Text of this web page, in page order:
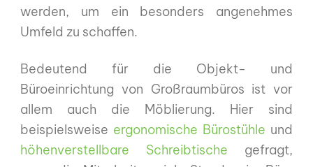
werden, um ein besonders angenehmes
Umfeld zu schaffen.
Bedeutend für die Objekt- und
Büroeinrichtung von Großraumbüros ist vor
allem auch die Möblierung. Hier sind
beispielsweise ergonomische Bürostühle und
höhenverstellbare Schreibtische gefragt,